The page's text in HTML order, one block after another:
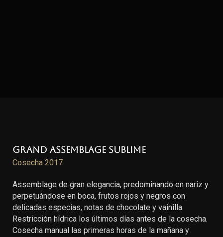
Grand Assemblage Sublime
Cosecha 2017
Assemblage de gran elegancia, predominando en nariz y
perpetuándose en boca, frutos rojos y negros con
delicadas especias, notas de chocolate y vainilla.
Restricción hídrica los últimos días antes de la cosecha.
Cosecha manual las primeras horas de la mañana y